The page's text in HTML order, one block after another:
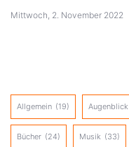
Mittwoch, 2. November 2022
Allgemein (19) Augenblick
Bücher (24) Musik (33)